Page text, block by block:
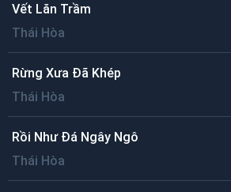
Vết Lăn Trầm
Thái Hòa
Rừng Xưa Đã Khép
Thái Hòa
Rồi Như Đá Ngây Ngô
Thái Hòa